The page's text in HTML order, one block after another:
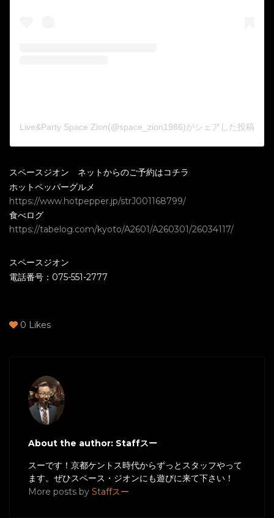
Live&Party Space Zion(@space_zion1986)がシェアした投稿
スペースジオン ネットからのご予約はコチラ
ホットペッパーグルメ
https://www.hotpepper.jp/strJ001168799/
食べログ
https://tabelog.com/kyoto/A2601/A260301/26034117/
スペースジオン
電話番号：075-551-2777
0 Likes
About the author: Staffスー
スーです！京都ケントス時代からずっとスタッフやって
ます。ぜひスペース・ジオンにも遊びに来て下さい！
More posts by Staffスー